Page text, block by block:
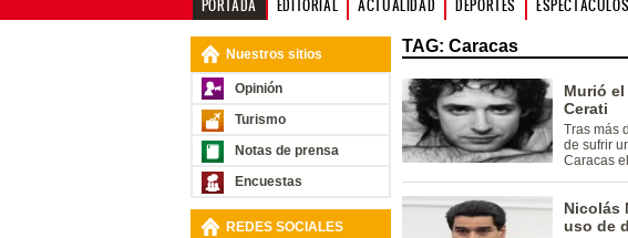
PORTADA EDITORIAL ACTUALIDAD DEPORTES ESPECTÁCULOS
Nuestros sitios
Opinión
Turismo
Notas de prensa
Encuestas
REDES SOCIALES
TAG: Caracas
Murió
Cerati
Tras más
de sufrir
Caracas
Nicolás
uso de